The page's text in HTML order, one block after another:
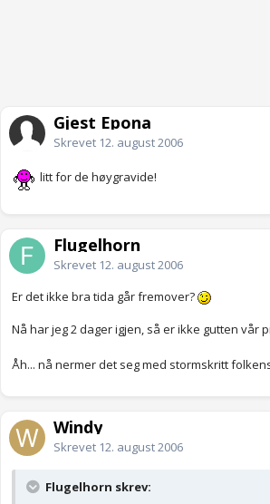
Gjest Epona
Skrevet 12. august 2006
litt for de høygravide!
Flugelhorn
Skrevet 12. august 2006
Er det ikke bra tida går fremover?
Nå har jeg 2 dager igjen, så er ikke gutten vår
Åh... nå nermer det seg med stormskritt
Windy
Skrevet 12. august 2006
Flugelhorn skrev: